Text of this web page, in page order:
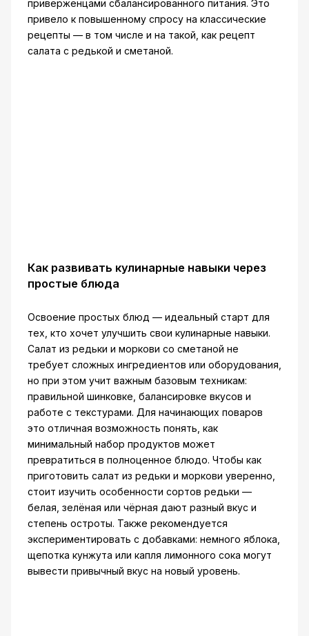
приверженцами сбалансированного питания. Это
привело к повышенному спросу на классические
рецепты — в том числе и на такой, как рецепт
салата с редькой и сметаной.
Как развивать кулинарные навыки через
простые блюда
Освоение простых блюд — идеальный старт для
тех, кто хочет улучшить свои кулинарные навыки.
Салат из редьки и моркови со сметаной не
требует сложных ингредиентов или оборудования,
но при этом учит важным базовым техникам:
правильной шинковке, балансировке вкусов и
работе с текстурами. Для начинающих поваров
это отличная возможность понять, как
минимальный набор продуктов может
превратиться в полноценное блюдо. Чтобы как
приготовить салат из редьки и моркови уверенно,
стоит изучить особенности сортов редьки —
белая, зелёная или чёрная дают разный вкус и
степень остроты. Также рекомендуется
экспериментировать с добавками: немного яблока,
щепотка кунжута или капля лимонного сока могут
вывести привычный вкус на новый уровень.